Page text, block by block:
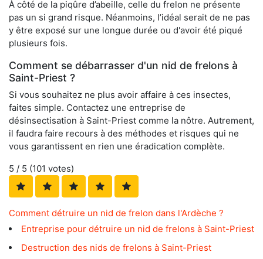
À côté de la piqûre d’abeille, celle du frelon ne présente
pas un si grand risque. Néanmoins, l’idéal serait de ne pas
y être exposé sur une longue durée ou d'avoir été piqué
plusieurs fois.
Comment se débarrasser d'un nid de frelons à
Saint-Priest ?
Si vous souhaitez ne plus avoir affaire à ces insectes,
faites simple. Contactez une entreprise de
désinsectisation à Saint-Priest comme la nôtre. Autrement,
il faudra faire recours à des méthodes et risques qui ne
vous garantissent en rien une éradication complète.
5 / 5 (101 votes)
Comment détruire un nid de frelon dans l'Ardèche ?
Entreprise pour détruire un nid de frelons à Saint-Priest
Destruction des nids de frelons à Saint-Priest